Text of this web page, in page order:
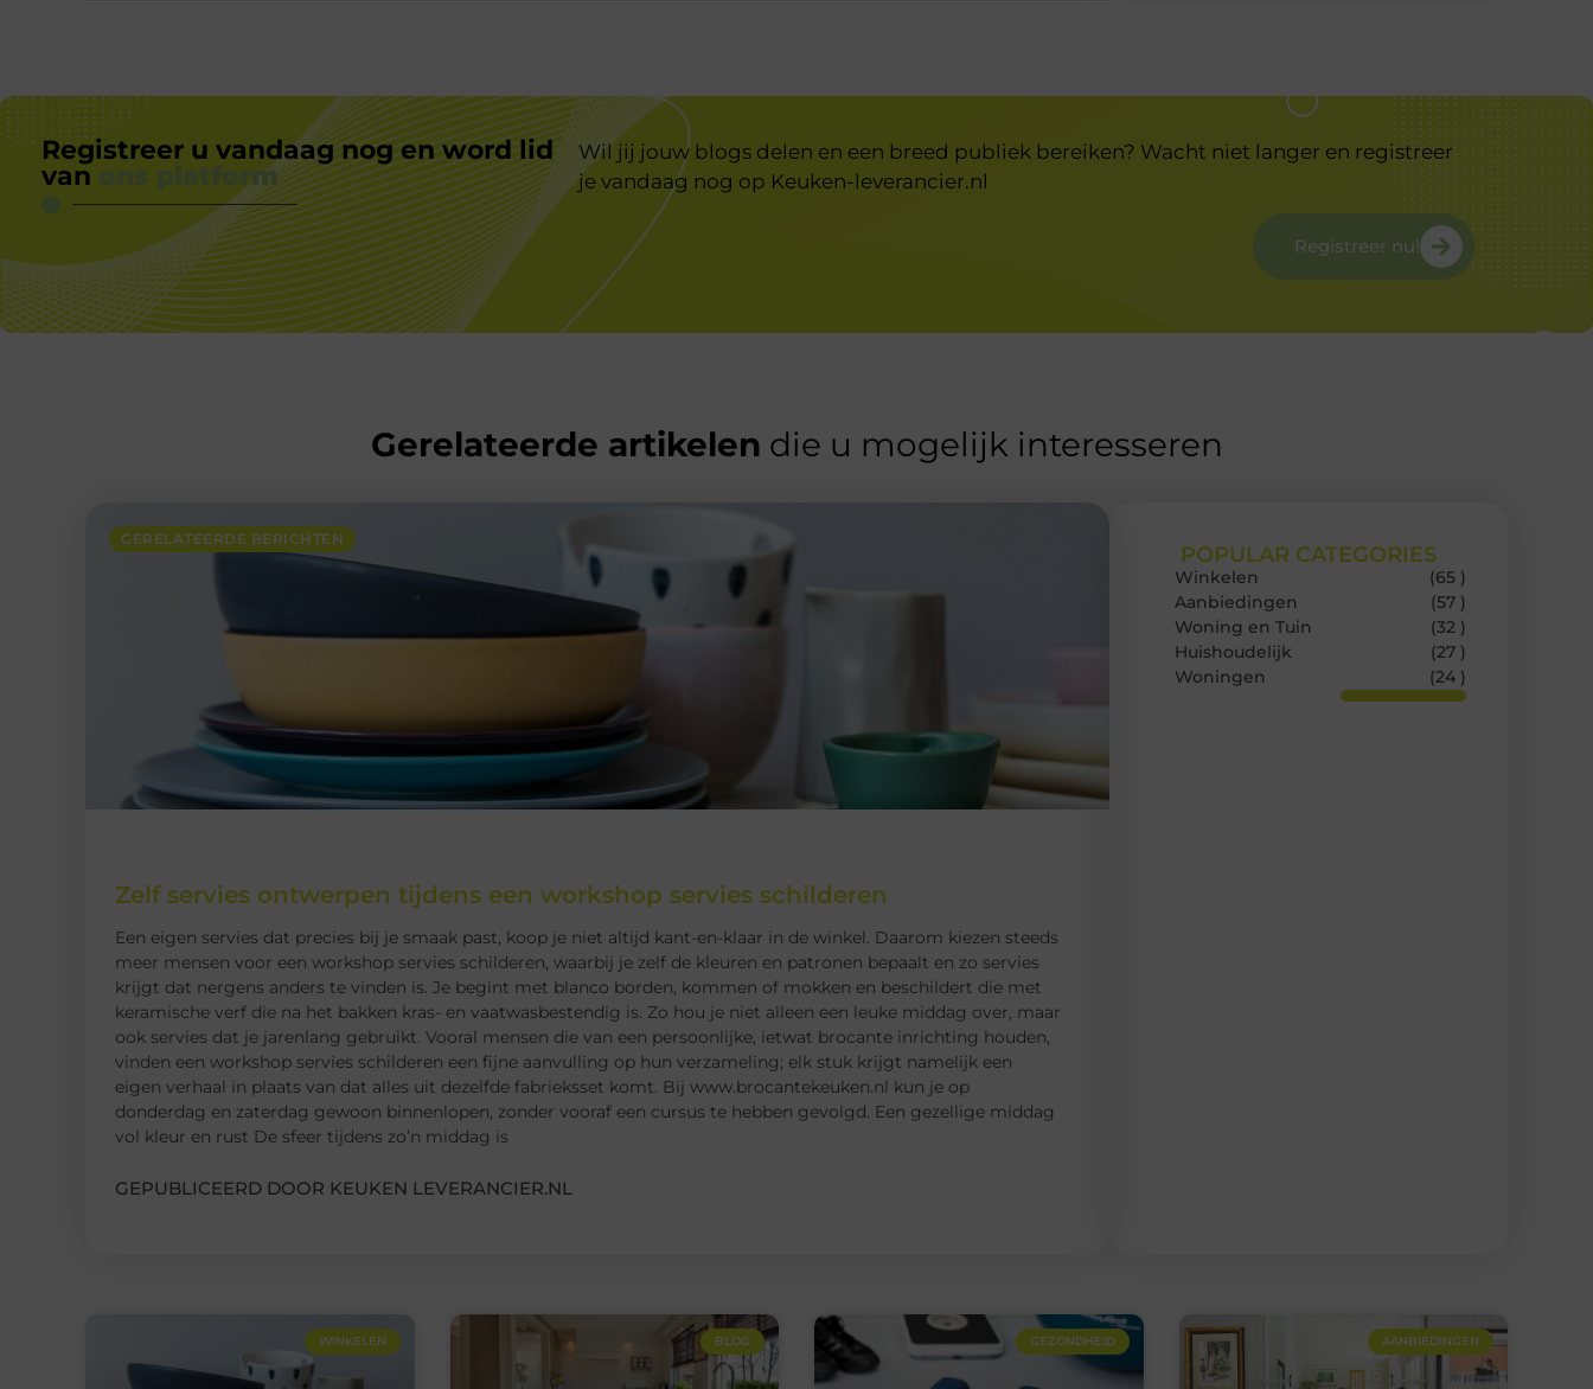
Registreer u vandaag nog en word lid
van
ons platform
Wil jij jouw blogs delen en een breed publiek bereiken? Wacht niet langer en registreer
je vandaag nog op Keuken-leverancier.nl
Registreer nu!
Gerelateerde artikelen die u mogelijk interesseren
GERELATEERDE BERICHTEN
Zelf servies ontwerpen tijdens een workshop servies schilderen
Een eigen servies dat precies bij je smaak past, koop je niet altijd kant-en-klaar in de winkel. Daarom kiezen steeds
meer mensen voor een workshop servies schilderen, waarbij je zelf de kleuren en patronen bepaalt en zo servies
krijgt dat nergens anders te vinden is. Je begint met blanco borden, kommen of mokken en beschildert die met
keramische verf die na het bakken kras- en vaatwasbestendig is. Zo hou je niet alleen een leuke middag over, maar
ook servies dat je jarenlang gebruikt. Vooral mensen die van een persoonlijke, ietwat brocante inrichting houden,
vinden een workshop servies schilderen een fijne aanvulling op hun verzameling; elk stuk krijgt namelijk een
eigen verhaal in plaats van dat alles uit dezelfde fabrieksset komt. Bij www.brocantekeuken.nl kun je op
donderdag en zaterdag gewoon binnenlopen, zonder vooraf een cursus te hebben gevolgd. Een gezellige middag
vol kleur en rust De sfeer tijdens zo’n middag is
GEPUBLICEERD DOOR KEUKEN LEVERANCIER.NL
POPULAR CATEGORIES
Winkelen
(65 )
Aanbiedingen
(57 )
Woning en Tuin
(32 )
Huishoudelijk
(27 )
Woningen
(24 )
WINKELEN BLOG GEZONDHEID AANBIEDINGEN